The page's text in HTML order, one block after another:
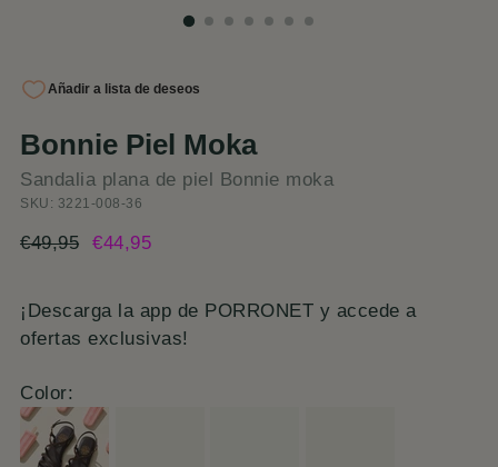
Bonnie Piel Moka
Sandalia plana de piel Bonnie moka
SKU: 3221-008-36
Precio
€49,95 €44,95
¡Descarga la app de PORRONET y accede a
ofertas exclusivas!
Color: